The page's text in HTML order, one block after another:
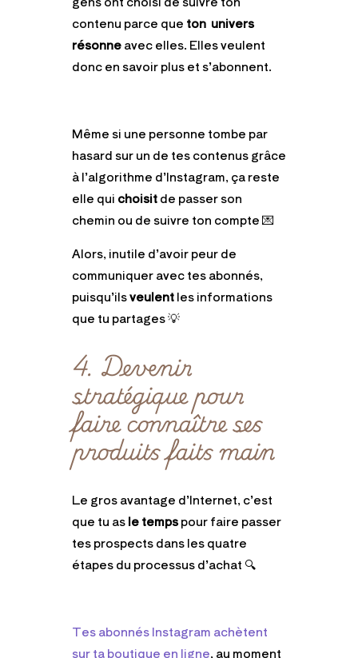
contenu parce que ton univers
résonneavec elles. Elles veulent
donc en savoir plus et s’abonnent.
Même si une personne tombe par
hasard sur un de tes contenus grâce
à l’algorithme d’Instagram, ça reste
elle qui choisitde passer son
chemin ou de suivre ton compte 💌
Alors, inutile d’avoir peur de
communiquer avec tes abonnés,
puisqu’ilsveulentles informations
que tu partages 💡
4. Devenir
stratégique pour
faire connaître ses
produits faits main
Le gros avantage d’Internet, c’est
que tu asle tempspour faire passer
tes prospects dans les quatre
étapes du processus d’achat 🔍
Tes abonnés Instagram achètent
sur ta boutique en ligne, au moment